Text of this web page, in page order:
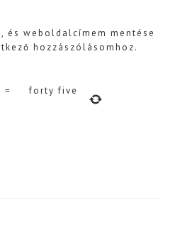
és weboldalcímem mentése
hozzászólásomhoz.
= forty five